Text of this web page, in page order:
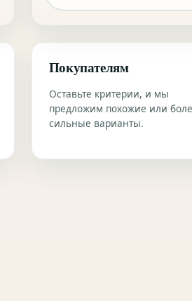
Покупателям
Оставьте критерии, и мы
предложим похожие или
сильные варианты.